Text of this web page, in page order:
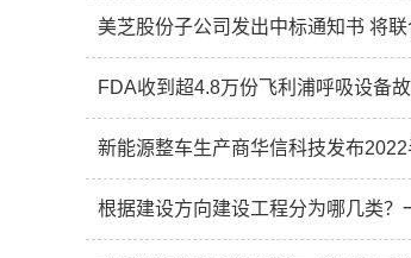
美芝股份子公司发出中标通知书 将
FDA收到超4.8万份飞利浦呼吸设备
新能源整车生产商华信科技发布
根据建设方向建设工程分为哪几类？